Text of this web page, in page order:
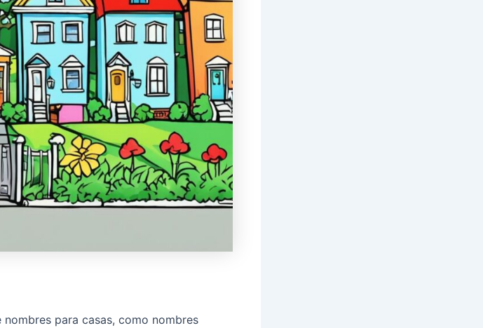
para casas, como nombres